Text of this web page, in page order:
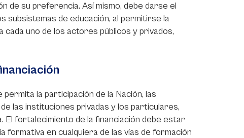
de su preferencia. Así mismo, debe darse el
de educación, al permitirse la
cada uno de los actores públicos y privados,
la participación de la Nación, las
las instituciones privadas y los particulares,
El fortalecimiento de la financiación debe estar
en cualquiera de las vías de formación